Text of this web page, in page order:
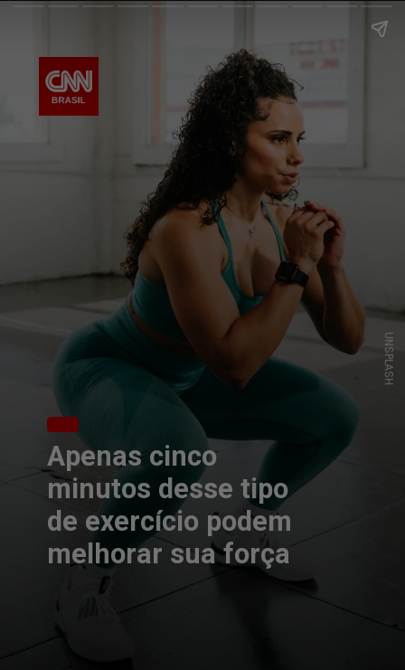
Apenas cinco
minutos desse tipo
de exercício podem
melhorar sua força
UNSPLASH